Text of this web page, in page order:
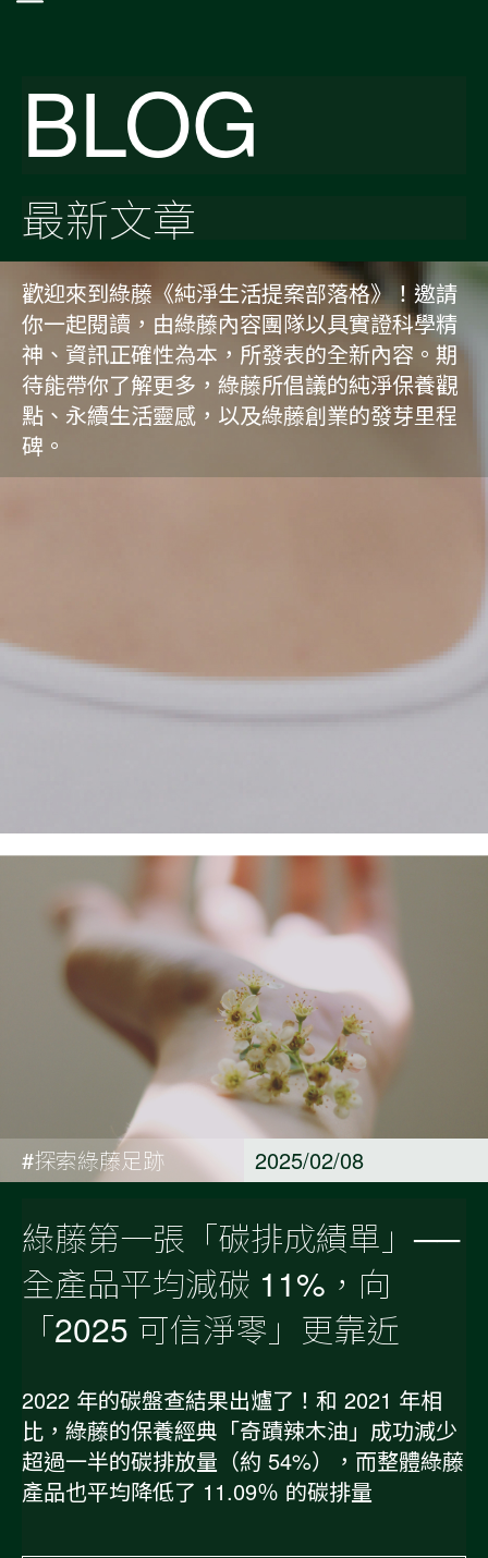
BLOG
最新文章
歡迎來到綠藤《純淨生活提案部落格》！邀請
你一起閱讀，由綠藤內容團隊以具實證科學精
神、資訊正確性為本，所發表的全新內容。期
待能帶你了解更多，綠藤所倡議的純淨保養觀
點、永續生活靈感，以及綠藤創業的發芽里程
碑。
#探索綠藤足跡 2025/02/08
綠藤第一張「碳排成績單」──
全產品平均減碳 11%，向
「2025 可信淨零」更靠近
2022 年的碳盤查結果出爐了！和 2021 年相
比，綠藤的保養經典「奇蹟辣木油」成功減少
超過一半的碳排放量（約 54%），而整體綠藤
產品也平均降低了 11.09％ 的碳排量